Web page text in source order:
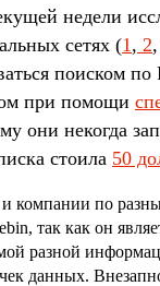
недели
сетях (1 , 2,
поиском по
при помощи
они некогда
стоила 50
компании по
так как он
разной
данных.